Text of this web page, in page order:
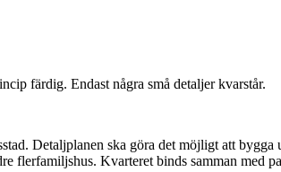
färdig. Endast några små detaljer kvarstår.
Detaljplanen ska göra det möjligt att
flerfamiljshus. Kvarteret binds samman med